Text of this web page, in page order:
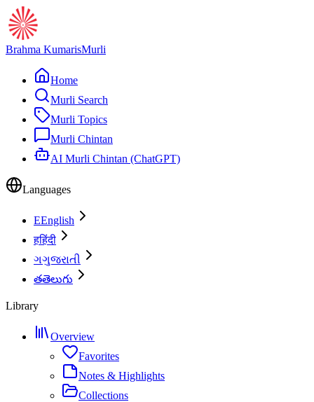
Brahma KumarisMurli
Home
Murli Search
Murli Topics
Murli Chintan
AI Murli Chintan (ChatGPT)
Languages
EEnglish
हहिंदी
ગગુજરાતી
తతెలుగు
Library
Overview
Favorites
Notes & Highlights
Collections